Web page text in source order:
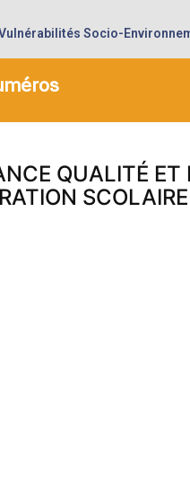
Socio-
QUALITÉ